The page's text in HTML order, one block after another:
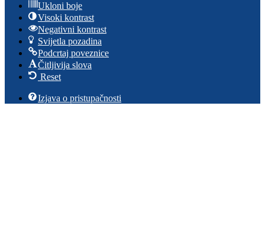
Ukloni boje
Visoki kontrast
Negativni kontrast
Svijetla pozadina
Podcrtaj poveznice
Čitljivija slova
Reset
Izjava o pristupačnosti